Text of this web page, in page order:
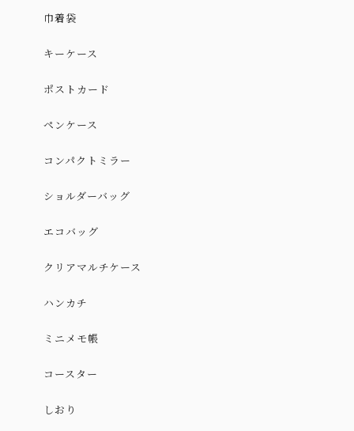
巾着袋
キーケース
ポストカード
ペンケース
コンパクトミラー
ショルダーバッグ
エコバッグ
クリアマルチケース
ハンカチ
ミニメモ帳
コースター
しおり